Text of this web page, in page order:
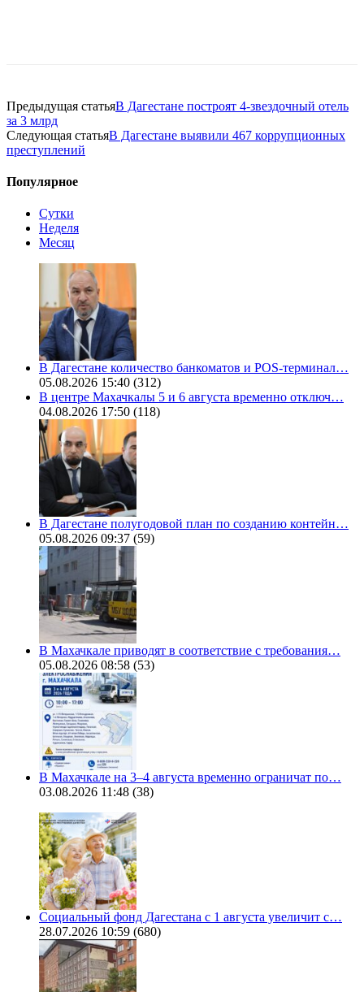
Предыдущая статьяВ Дагестане построят 4-звездочный отель
за 3 млрд
Следующая статьяВ Дагестане выявили 467 коррупционных
преступлений
Популярное
Сутки
Неделя
Месяц
В Дагестане количество банкоматов и POS-терминал…
05.08.2026 15:40 (312)
В центре Махачкалы 5 и 6 августа временно отключ…
04.08.2026 17:50 (118)
В Дагестане полугодовой план по созданию контейн…
05.08.2026 09:37 (59)
В Махачкале приводят в соответствие с требования…
05.08.2026 08:58 (53)
В Махачкале на 3–4 августа временно ограничат по…
03.08.2026 11:48 (38)
Социальный фонд Дагестана с 1 августа увеличит с…
28.07.2026 10:59 (680)